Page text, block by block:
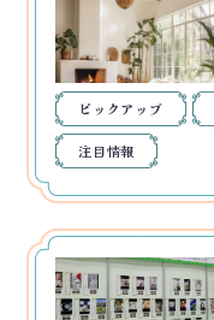
ピックアップ
注目情報